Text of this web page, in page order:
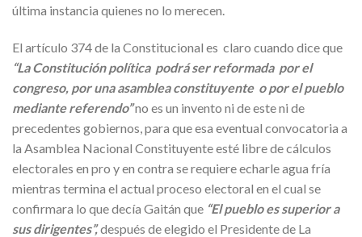
última instancia quienes no lo merecen.
El artículo 374 de la Constitucional es claro cuando dice que
“La Constitución política podrá ser reformada por el
congreso, por una asamblea constituyente o por el pueblo
mediante referendo”no es un invento ni de este ni de
precedentes gobiernos, para que esa eventual convocatoria a
la Asamblea Nacional Constituyente esté libre de cálculos
electorales en pro y en contra se requiere echarle agua fría
mientras termina el actual proceso electoral en el cual se
confirmara lo que decía Gaitán que “El pueblo es superior a
sus dirigentes”,después de elegido el Presidente de La